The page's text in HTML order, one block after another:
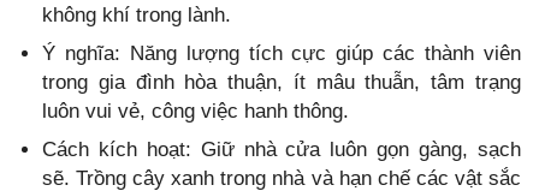
không khí trong lành.
Ý nghĩa: Năng lượng tích cực giúp các thành viên
trong gia đình hòa thuận, ít mâu thuẫn, tâm trạng
luôn vui vẻ, công việc hanh thông.
Cách kích hoạt: Giữ nhà cửa luôn gọn gàng, sạch
sẽ. Trồng cây xanh trong nhà và hạn chế các vật sắc